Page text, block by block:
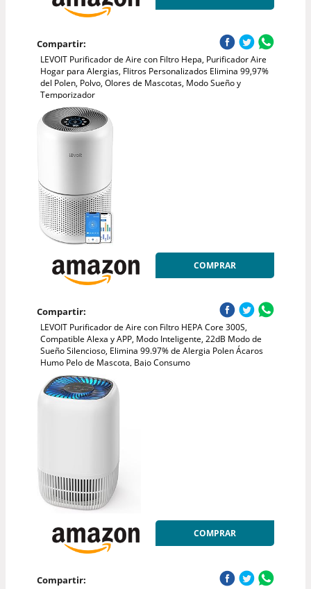
Compartir:
LEVOIT Purificador de Aire con Filtro Hepa, Purificador Aire
Hogar para Alergias, Flitros Personalizados Elimina 99,97%
del Polen, Polvo, Olores de Mascotas, Modo Sueño y
Temporizador
COMPRAR
Compartir:
LEVOIT Purificador de Aire con Filtro HEPA Core 300S,
Compatible Alexa y APP, Modo Inteligente, 22dB Modo de
Sueño Silencioso, Elimina 99.97% de Alergia Polen Ácaros
Humo Pelo de Mascota, Bajo Consumo
COMPRAR
Compartir: